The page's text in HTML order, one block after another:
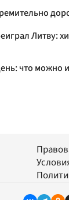
Литву:
что можно и